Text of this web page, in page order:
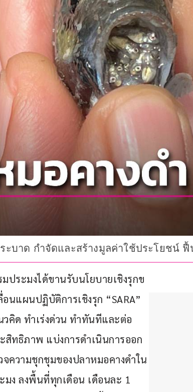
บาด กำจัดและสร้างมูลค่าใช้ประโยชน์
ประมงได้ขานรับนโยบายเชิงรุกข
นแผนปฏิบัติการเชิงรุก “SARA”
นวคิด ทำเร่งด่วน ทำทันทีและต่อ
สิทธิภาพ แบ่งการดำเนินการออก
จความชุกชุมของปลาหมอคางดำใน
มง ลงพื้นที่ทุกเดือน เดือนละ 1